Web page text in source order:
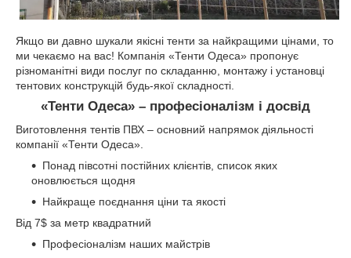
Якщо ви давно шукали якісні тенти за найкращими цінами, то
ми чекаємо на вас! Компанія «Тенти Одеса» пропонує
різноманітні види послуг по складанню, монтажу і установці
тентових конструкцій будь-якої складності.
«Тенти Одеса» – професіоналізм і досвід
Виготовлення тентів ПВХ – основний напрямок діяльності
компанії «Тенти Одеса».
Понад півсотні постійних клієнтів, список яких
оновлюється щодня
Найкраще поєднання ціни та якості
Від 7$ за метр квадратний
Професіоналізм наших майстрів